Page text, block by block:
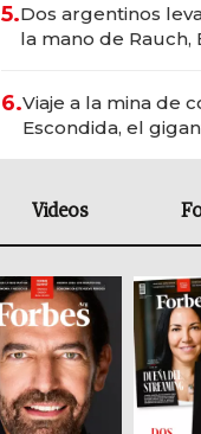
5.Dos argentinos
la mano de
6.Viaje a la mina de
Escondida, el
Videos